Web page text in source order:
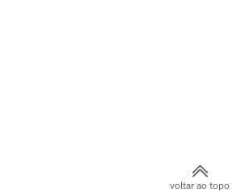
voltar ao topo